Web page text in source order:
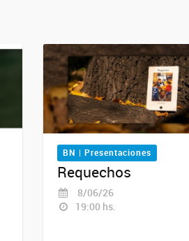
BN | Presentaciones
Requechos
8/06/26
19:00 hs.